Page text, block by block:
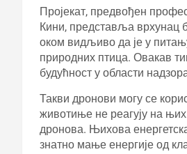
Пројекат, предвођен
Кини, представља врхунац
оком видљиво да је у
природних птица. Овакав
будућност у области
Такви дронови могу се
животиње не реагују на
дронова. Њихова
знатно мање енергије од